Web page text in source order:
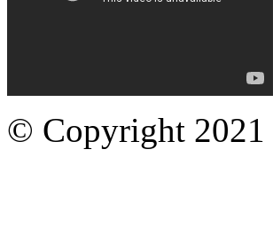
© Copyright 2021